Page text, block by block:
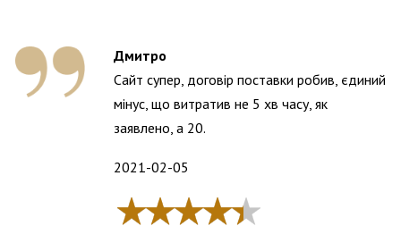
Дмитро
Сайт супер, договір поставки робив, єдиний
мінус, що витратив не 5 хв часу, як
заявлено, а 20.
2021-02-05